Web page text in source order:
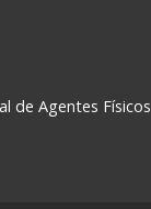
de Agentes Físicos